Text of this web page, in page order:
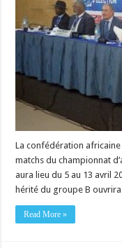
La confédération
matchs du championnat
aura lieu du 5 au 13 avril
hérité du groupe B
Read More »